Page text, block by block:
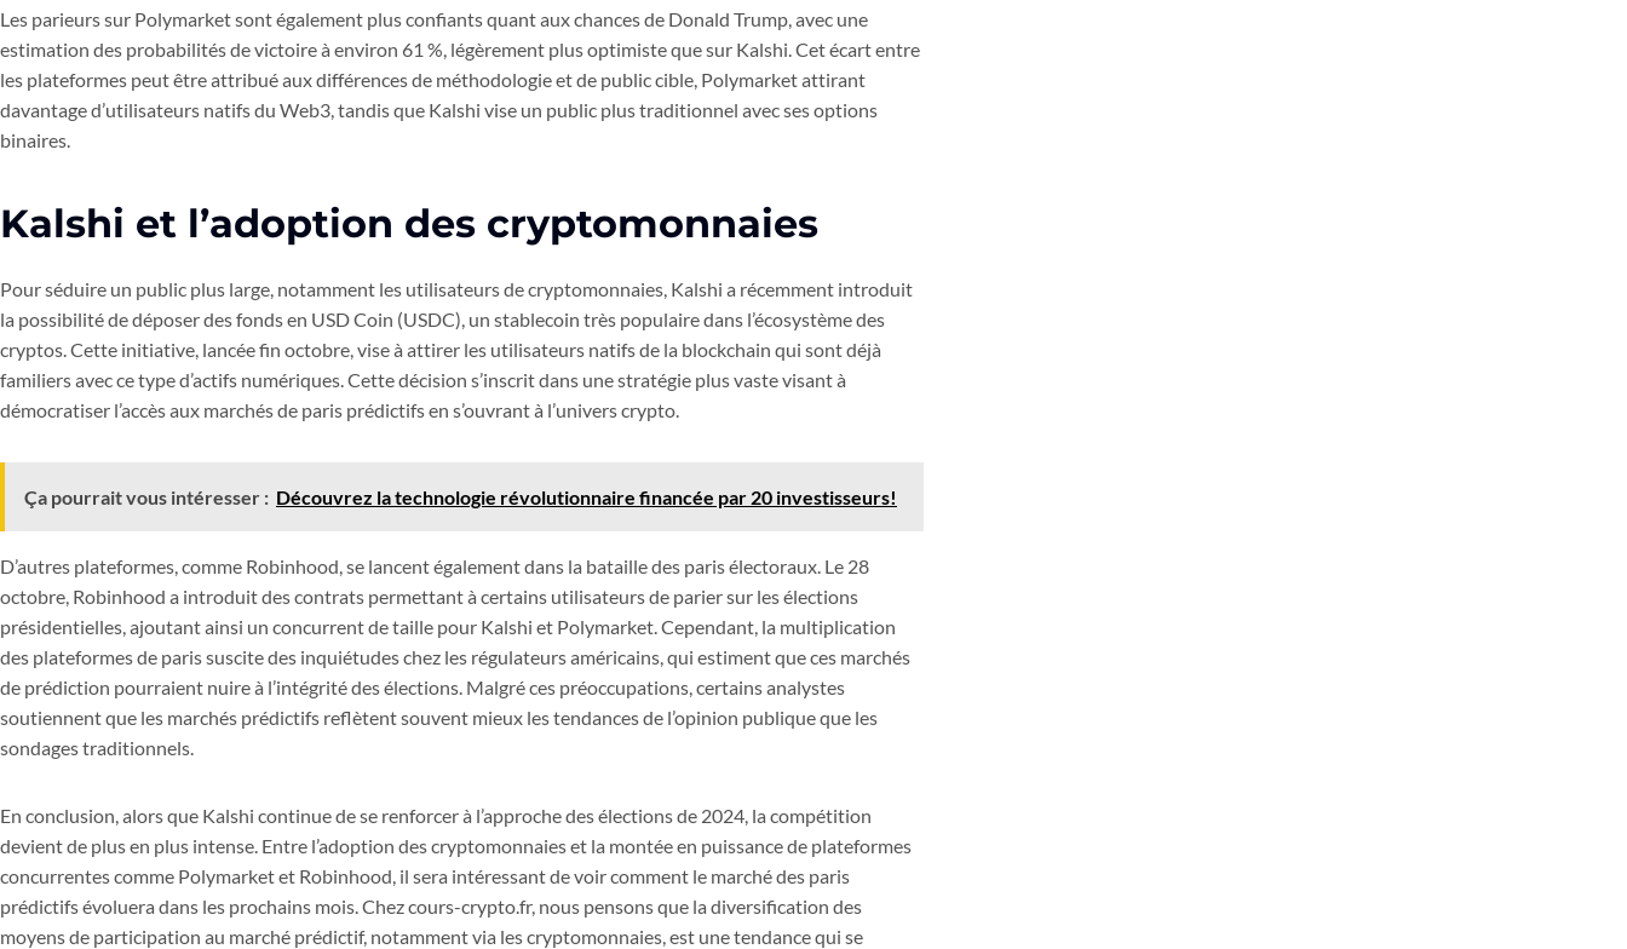
Les parieurs sur Polymarket sont également plus confiants quant aux chances de Donald Trump, avec une
estimation des probabilités de victoire à environ 61 %, légèrement plus optimiste que sur Kalshi. Cet écart entre
les plateformes peut être attribué aux différences de méthodologie et de public cible, Polymarket attirant
davantage d’utilisateurs natifs du Web3, tandis que Kalshi vise un public plus traditionnel avec ses options
binaires.
Kalshi et l’adoption des cryptomonnaies
Pour séduire un public plus large, notamment les utilisateurs de cryptomonnaies, Kalshi a récemment introduit
la possibilité de déposer des fonds en USD Coin (USDC), un stablecoin très populaire dans l’écosystème des
cryptos. Cette initiative, lancée fin octobre, vise à attirer les utilisateurs natifs de la blockchain qui sont déjà
familiers avec ce type d’actifs numériques. Cette décision s’inscrit dans une stratégie plus vaste visant à
démocratiser l’accès aux marchés de paris prédictifs en s’ouvrant à l’univers crypto.
Ça pourrait vous intéresser : Découvrez la technologie révolutionnaire financée par 20 investisseurs!
D’autres plateformes, comme Robinhood, se lancent également dans la bataille des paris électoraux. Le 28
octobre, Robinhood a introduit des contrats permettant à certains utilisateurs de parier sur les élections
présidentielles, ajoutant ainsi un concurrent de taille pour Kalshi et Polymarket. Cependant, la multiplication
des plateformes de paris suscite des inquiétudes chez les régulateurs américains, qui estiment que ces marchés
de prédiction pourraient nuire à l’intégrité des élections. Malgré ces préoccupations, certains analystes
soutiennent que les marchés prédictifs reflètent souvent mieux les tendances de l’opinion publique que les
sondages traditionnels.
En conclusion, alors que Kalshi continue de se renforcer à l’approche des élections de 2024, la compétition
devient de plus en plus intense. Entre l’adoption des cryptomonnaies et la montée en puissance de plateformes
concurrentes comme Polymarket et Robinhood, il sera intéressant de voir comment le marché des paris
prédictifs évoluera dans les prochains mois. Chez cours-crypto.fr, nous pensons que la diversification des
moyens de participation au marché prédictif, notamment via les cryptomonnaies, est une tendance qui se